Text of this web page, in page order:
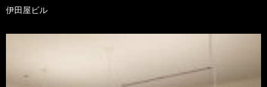
伊田屋ビル